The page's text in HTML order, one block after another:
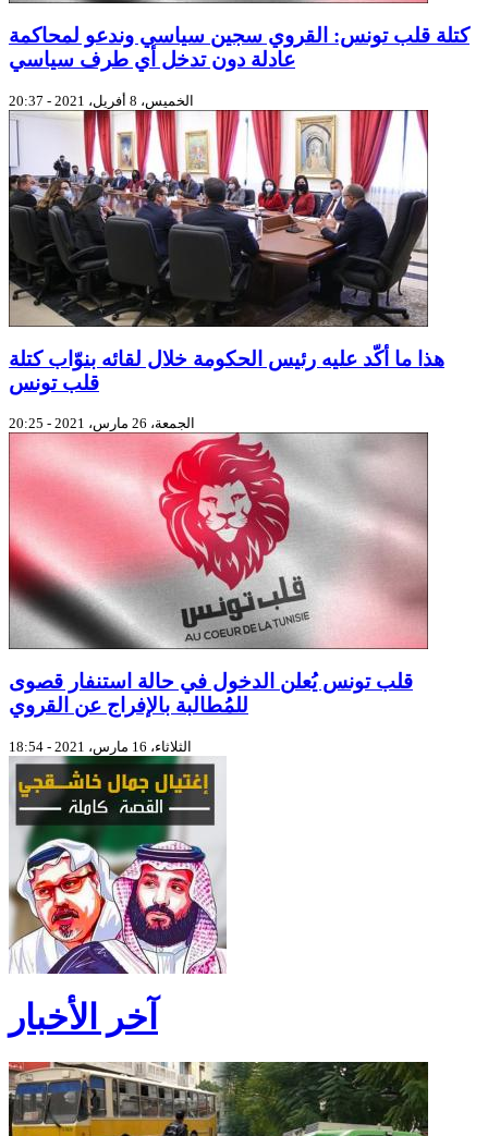
كتلة قلب تونس: القروي سجين سياسي وندعو لمحاكمة
عادلة دون تدخل أي طرف سياسي
الخميس، 8 أفريل، 2021 - 20:37
هذا ما أكّد عليه رئيس الحكومة خلال لقائه بنوّاب كتلة
قلب تونس
الجمعة، 26 مارس، 2021 - 20:25
قلب تونس يُعلن الدخول في حالة استنفار قصوى
للمُطالبة بالإفراج عن القروي
الثلاثاء، 16 مارس، 2021 - 18:54
آخر الأخبار